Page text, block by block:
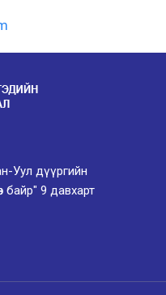
Уул дүүргийн
байр" 9 давхарт